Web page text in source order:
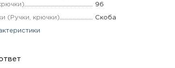
96
(Ручки, крючки) Скоба